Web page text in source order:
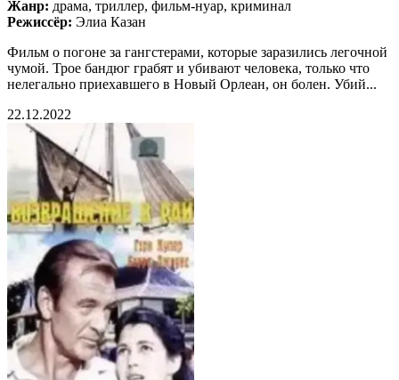
Жанр: драма, триллер, фильм-нуар, криминал
Режиссёр: Элиа Казан
Фильм о погоне за гангстерами, которые заразились легочной
чумой. Трое бандюг грабят и убивают человека, только что
нелегально приехавшего в Новый Орлеан, он болен. Убий...
22.12.2022